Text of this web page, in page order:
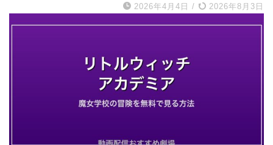
2026年4月4日 / 2026年8月3日